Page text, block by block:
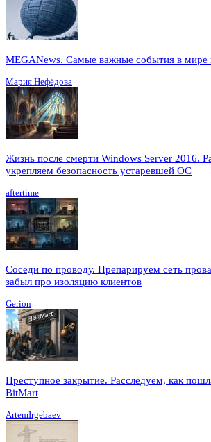
MEGANews. Cамые важные события в мире
Мария Нефёдова
Жизнь после смерти Windows Server 2016.
укрепляем безопасность устаревшей ОС
aftertime
Соседи по проводу. Препарируем сеть
забыл про изоляцию клиентов
Gerion
Преступное закрытие. Расследуем, как
BitMart
ArtemIrgebaev